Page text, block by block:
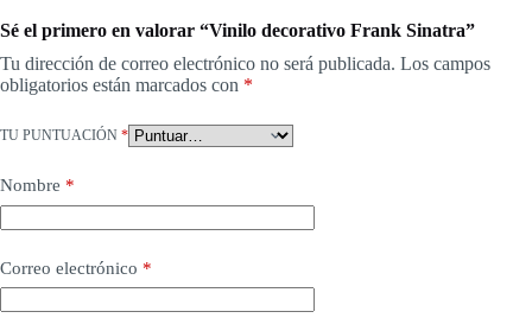
Sé el primero en valorar “Vinilo decorativo Frank Sinatra”
Tu dirección de correo electrónico no será publicada. Los campos
obligatorios están marcados con *
TU PUNTUACIÓN *
Nombre *
Correo electrónico *